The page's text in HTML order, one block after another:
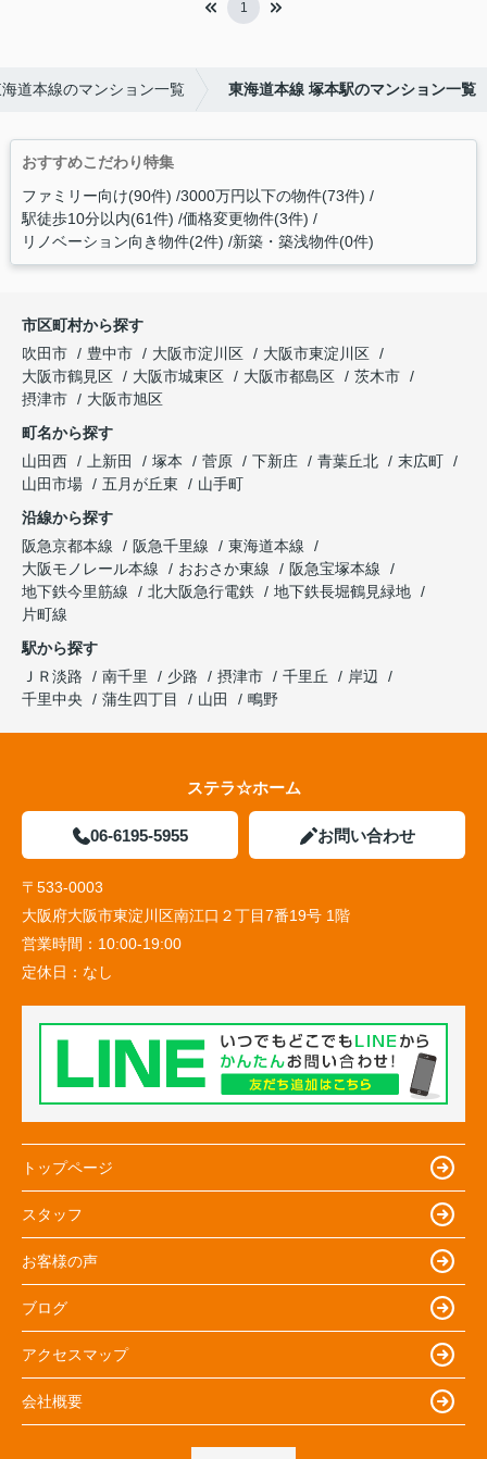
1
道本線のマンション一覧 東海道本線 塚本駅のマンション一覧
おすすめこだわり特集
ファミリー向け(90件) 3000万円以下の物件(73件)
駅徒歩10分以内(61件) 価格変更物件(3件)
リノベーション向き物件(2件) 新築・築浅物件(0件)
市区町村から探す
吹田市
豊中市 大阪市淀川区
大阪市東淀川区
大阪市鶴見区
大阪市城東区 大阪市都島区
茨木市
摂津市
大阪市旭区
町名から探す
山田西
上新田 塚本 菅原 下新庄 青葉丘北
末広町
山田市場
五月が丘東
山手町
沿線から探す
阪急京都本線
阪急千里線
東海道本線
大阪モノレール本線
おおさか東線
阪急宝塚本線
地下鉄今里筋線
北大阪急行電鉄
地下鉄長堀鶴見緑地
片町線
駅から探す
ＪＲ淡路
南千里 少路 摂津市 千里丘
岸辺
千里中央
蒲生四丁目 山田 鴫野
ステラ☆ホーム
06-6195-5955 お問い合わせ
〒533-0003
大阪府大阪市東淀川区南江口２丁目7番19号 1階
営業時間： 10:00-19:00
定休日： なし
トップページ
スタッフ
お客様の声
ブログ
アクセスマップ
会社概要